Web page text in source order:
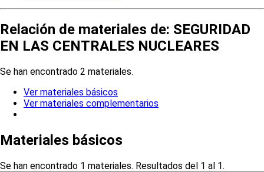
Relación de materiales de: SEGURIDAD
EN LAS CENTRALES NUCLEARES
Se han encontrado 2 materiales.
Ver materiales básicos
Ver materiales complementarios
Materiales básicos
Se han encontrado 1 materiales. Resultados del 1 al 1.